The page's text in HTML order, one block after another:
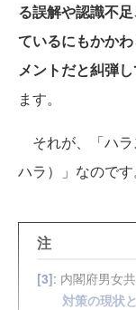
る誤解や認識不
ているにもかか
メントだと糾弾
ます。
それが、「ハラ
ハラ）」なのです
注
[3]: 内閣府男女
対策の現状